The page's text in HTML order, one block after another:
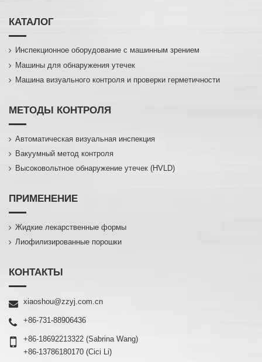
КАТАЛОГ
Инспекционное оборудование с машинным зрением
Машины для обнаружения утечек
Машина визуального контроля и проверки герметичности
МЕТОДЫ КОНТРОЛЯ
Автоматическая визуальная инспекция
Вакуумный метод контроля
Высоковольтное обнаружение утечек (HVLD)
ПРИМЕНЕНИЕ
Жидкие лекарственные формы
Лиофилизированные порошки
КОНТАКТЫ
xiaoshou@zzyj.com.cn
+86-731-88906436
+86-18692213322 (Sabrina Wang)
+86-13786180170 (Cici Li)